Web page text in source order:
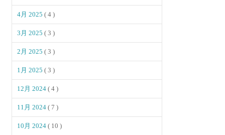
4月 2025( 4 )
3月 2025( 3 )
2月 2025( 3 )
1月 2025( 3 )
12月 2024( 4 )
11月 2024( 7 )
10月 2024( 10 )